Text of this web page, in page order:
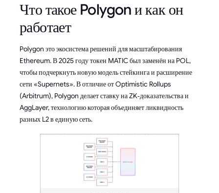
Что такое Polygon и как он
работает
Polygon это экосистема решений для масштабирования
Ethereum. В 2025 году токен MATIC был заменён на POL,
чтобы подчеркнуть новую модель стейкинга и расширение
сети «Supernets». В отличие от Optimistic Rollups
(Arbitrum), Polygon делает ставку на ZK‑доказательства и
AggLayer, технологию которая объединяет ликвидность
разных L2 в единую сеть.